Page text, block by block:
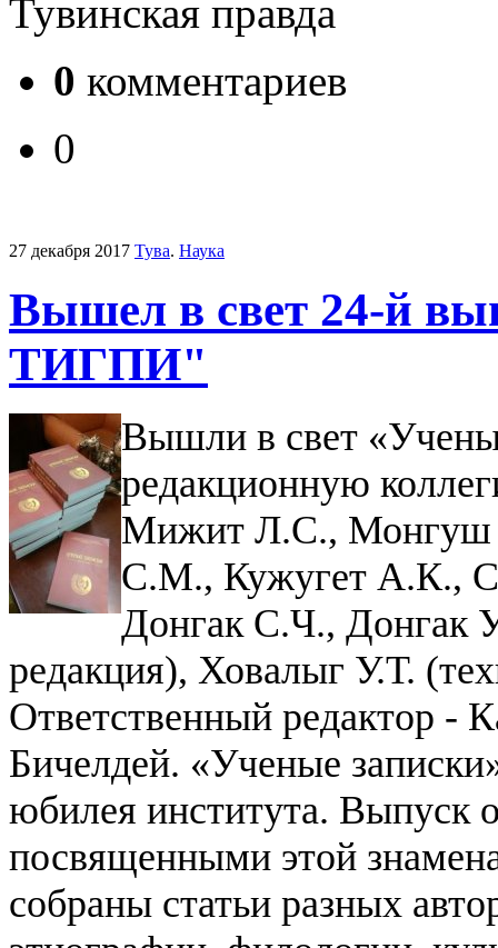
Тувинская правда
0 комментариев
0
27 декабря 2017 Тува. Наука
Вышел в свет 24-й
ТИГПИ"
Вышли в свет
редакционную
Мижит Л.С., Монгуш
С.М., Кужугет А.К.,
Донгак С.Ч., Донгак
редакция), Ховалыг У.Т.
Ответственный редактор -
Бичелдей. «Ученые
юбилея института. Выпуск
посвященными этой
собраны статьи разных